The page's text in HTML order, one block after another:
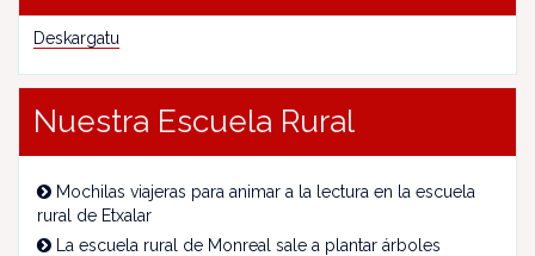
Deskargatu
Nuestra Escuela Rural
Mochilas viajeras para animar a la lectura en la escuela
rural de Etxalar
La escuela rural de Monreal sale a plantar árboles